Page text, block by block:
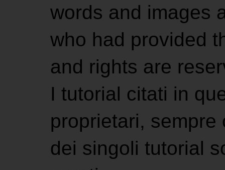
words and images
who had provided
and rights are
I tutorial citati in
proprietari,
dei singoli tutorial